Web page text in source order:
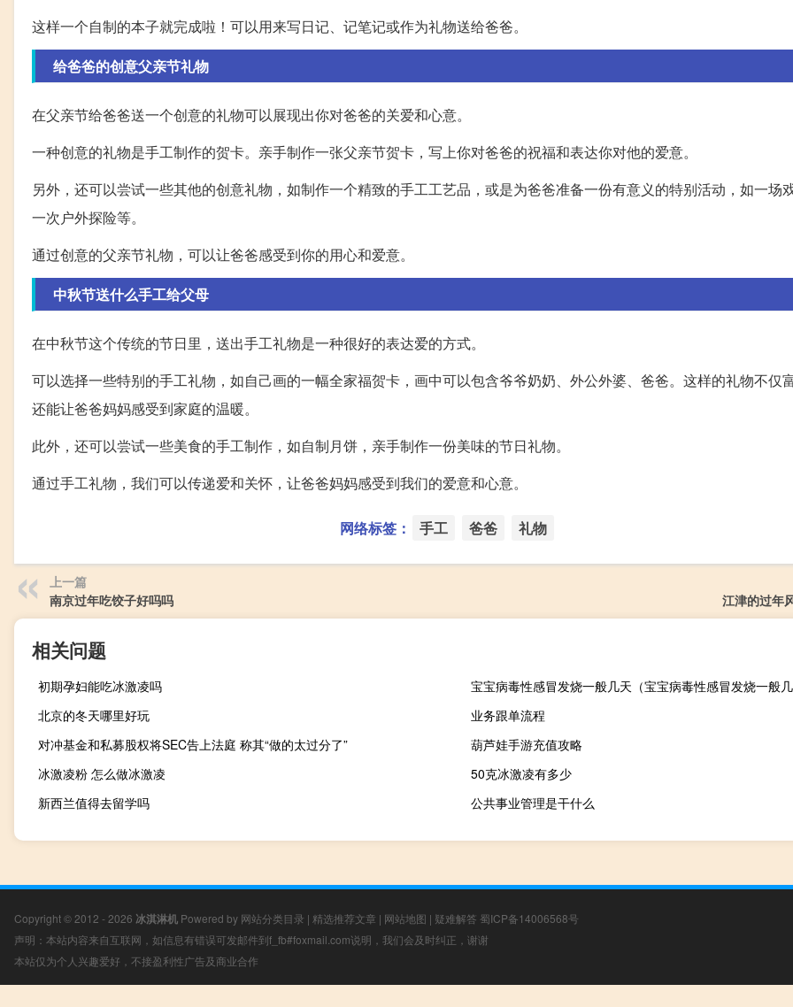
这样一个自制的本子就完成啦！可以用来写日记、记笔记或作为礼物送给爸爸。
给爸爸的创意父亲节礼物
在父亲节给爸爸送一个创意的礼物可以展现出你对爸爸的关爱和心意。
一种创意的礼物是手工制作的贺卡。亲手制作一张父亲节贺卡，写上你对爸爸的祝福和表达你对他的爱意。
另外，还可以尝试一些其他的创意礼物，如制作一个精致的手工工艺品，或是为爸爸准备一份有意义的特别活动，如一场
一次户外探险等。
通过创意的父亲节礼物，可以让爸爸感受到你的用心和爱意。
中秋节送什么手工给父母
在中秋节这个传统的节日里，送出手工礼物是一种很好的表达爱的方式。
可以选择一些特别的手工礼物，如自己画的一幅全家福贺卡，画中可以包含爷爷奶奶、外公外婆、爸爸。这样的礼物不仅
还能让爸爸妈妈感受到家庭的温暖。
此外，还可以尝试一些美食的手工制作，如自制月饼，亲手制作一份美味的节日礼物。
通过手工礼物，我们可以传递爱和关怀，让爸爸妈妈感受到我们的爱意和心意。
网络标签： 手工 爸爸 礼物
上一篇
南京过年吃饺子好吗吗
江津的过年
相关问题
初期孕妇能吃冰激凌吗
宝宝病毒性感冒发烧一般几天（宝宝病毒性感冒发烧一般几
北京的冬天哪里好玩
业务跟单流程
对冲基金和私募股权将SEC告上法庭 称其“做的太过分了”
葫芦娃手游充值攻略
冰激凌粉 怎么做冰激凌
50克冰激凌有多少
新西兰值得去留学吗
公共事业管理是干什么
Copyright © 2012 - 2026 冰淇淋机 Powered by 网站分类目录 | 精选推荐文章 | 网站地图 | 疑难解答 蜀ICP备14006568号
声明：本站内容来自互联网，如信息有错误可发邮件到f_fb#foxmail.com说明，我们会及时纠正，谢谢
本站仅为个人兴趣爱好，不接盈利性广告及商业合作